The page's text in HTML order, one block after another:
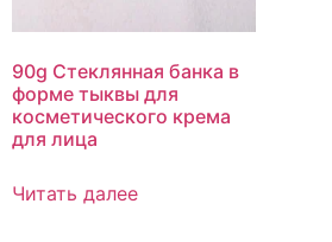
90g Стеклянная банка в
форме тыквы для
косметического крема
для лица
Читать далее